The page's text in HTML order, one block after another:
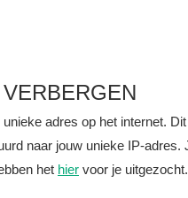
adres op het internet.
naar jouw unieke IP-
het hier voor je uitgezocht.